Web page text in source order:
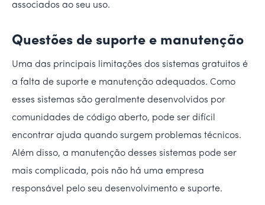
associados ao seu uso.
Questões de suporte e manutenção
Uma das principais limitações dos sistemas gratuitos é
a falta de suporte e manutenção adequados. Como
esses sistemas são geralmente desenvolvidos por
comunidades de código aberto, pode ser difícil
encontrar ajuda quando surgem problemas técnicos.
Além disso, a manutenção desses sistemas pode ser
mais complicada, pois não há uma empresa
responsável pelo seu desenvolvimento e suporte.